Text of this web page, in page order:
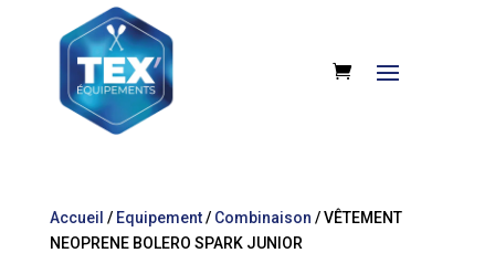
Accueil / Equipement/ Combinaison / VÊTEMENT
NEOPRENE BOLERO SPARK JUNIOR